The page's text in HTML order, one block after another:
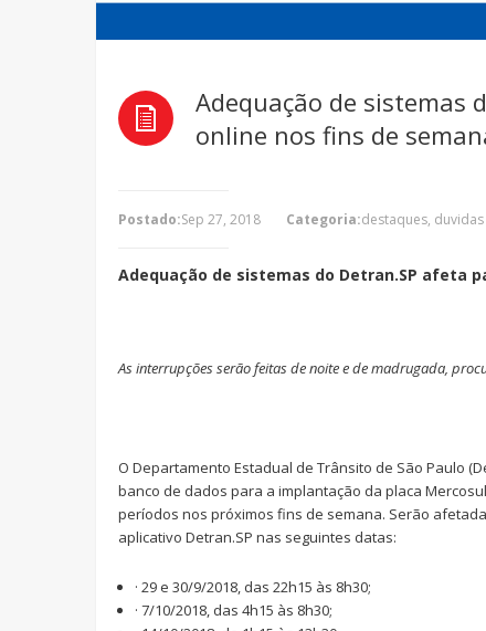
Adequação de sistemas
online nos fins de
Postado:Sep 27, 2018 Categoria:destaques, duvidas
Adequação de sistemas do Detran.SP afeta
As interrupções serão feitas de noite e de madrugada,
O Departamento Estadual de Trânsito de São Paulo
banco de dados para a implantação da placa
períodos nos próximos fins de semana. Serão
aplicativo Detran.SP nas seguintes datas:
· 29 e 30/9/2018, das 22h15 às 8h30;
· 7/10/2018, das 4h15 às 8h30;